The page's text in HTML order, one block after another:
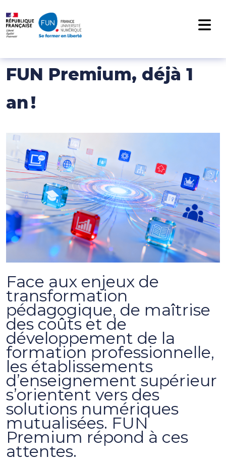
NAVIGATION PRINCIPALE
FUN Premium, déjà 1
an !
Face aux enjeux de
transformation
pédagogique, de maîtrise
des coûts et de
développement de la
formation professionnelle,
les établissements
d’enseignement supérieur
s’orientent vers des
solutions numériques
mutualisées. FUN
Premium répond à ces
attentes.